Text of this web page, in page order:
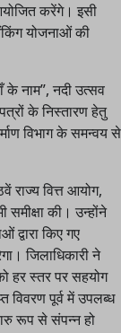
करेंगे। इसी
योजनाओं की
के नाम”, नदी उत्सव
के निस्तारण हेतु
विभाग के समन्वय से
राज्य वित्त आयोग,
समीक्षा की। उन्होंने
द्वारा किए गए
जिलाधिकारी ने
हर स्तर पर सहयोग
विवरण पूर्व में उपलब्ध
रूप से संपन्न हो